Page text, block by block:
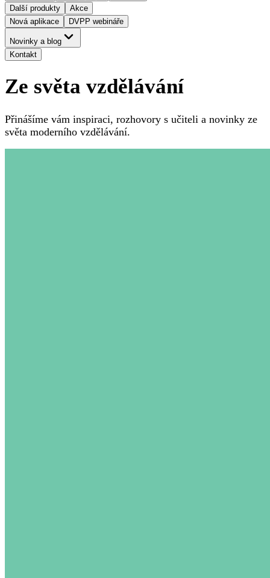
Další produkty
Akce
Nová aplikace
DVPP webináře
Novinky a blog
Kontakt
Ze světa vzdělávání
Přinášíme vám inspiraci, rozhovory s učiteli a novinky ze
světa moderního vzdělávání.